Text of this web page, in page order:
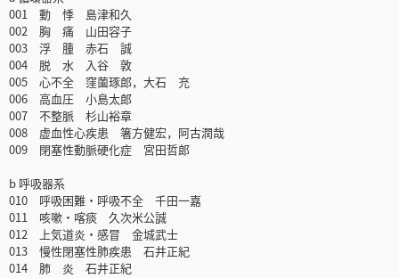
001 動 悸 島津和久
002 胸 痛 山田容子
003 浮 腫 赤石 誠
004 脱 水 入谷 敦
005 心不全 窪薗琢郎，大石 充
006 高血圧 小島太郎
007 不整脈 杉山裕章
008 虚血性心疾患 箸方健宏，阿古潤哉
009 閉塞性動脈硬化症 宮田哲郎
b 呼吸器系
010 呼吸困難・呼吸不全 千田一嘉
011 咳嗽・喀痰 久次米公誠
012 上気道炎・感冒 金城武士
013 慢性閉塞性肺疾患 石井正紀
014 肺 炎 石井正紀